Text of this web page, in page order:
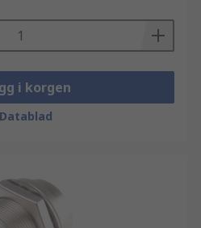
i korgen
Datablad